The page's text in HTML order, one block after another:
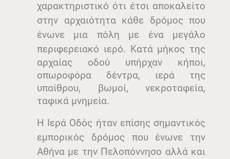
χαρακτηριστικό ότι έτσι αποκαλείτο
στην αρχαιότητα κάθε δρόμος που
ένωνε μια πόλη με ένα μεγάλο
περιφερειακό ιερό. Κατά μήκος της
αρχαίας οδού υπήρχαν κήποι,
οπωροφόρα δέντρα, ιερά της
υπαίθρου, βωμοί, νεκροταφεία,
ταφικά μνημεία.
Η Ιερά Οδός ήταν επίσης σημαντικός
εμπορικός δρόμος που ένωνε την
Αθήνα με την Πελοπόννησο αλλά και